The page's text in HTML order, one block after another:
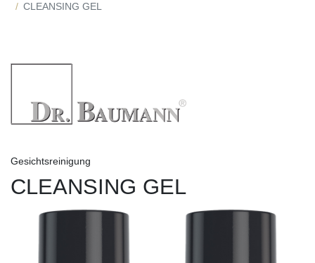
CLEANSING GEL
Gesichtsreinigung
CLEANSING GEL